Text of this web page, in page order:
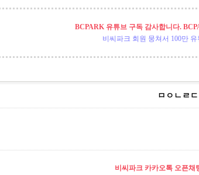
BCPARK 유튜브 구독 감사합니다.
비씨파크 회원 뭉쳐서 100만
ㅁㅇㄴㄹ
비씨파크 카카오톡 오픈채